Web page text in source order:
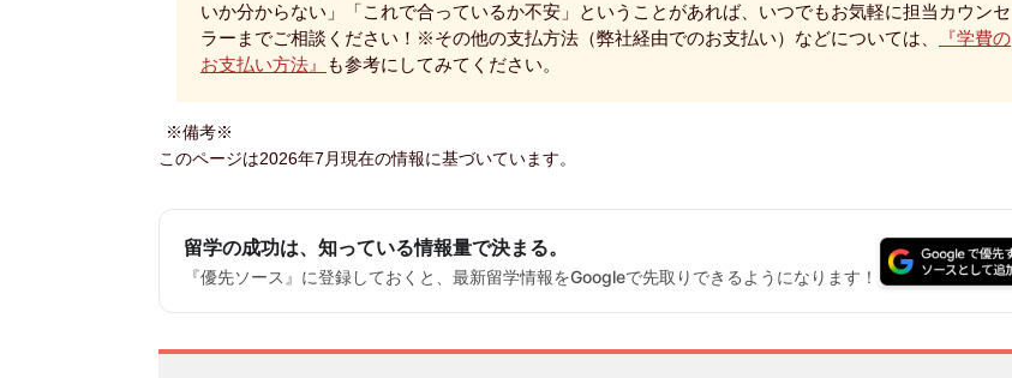
いか分からない」「これで合っているか不安」ということがあれば、いつでもお気軽に担当カウンセ
ラーまでご相談ください！※その他の支払方法（弊社経由でのお支払い）などについては、
『学費の
お支払い方法』
も参考にしてみてください。
※備考※
このページは2026年7月現在の情報に基づいています。
留学の成功は、知っている情報量で決まる。
『優先ソース』に登録しておくと、最新留学情報をGoogleで先取りできるようになります！